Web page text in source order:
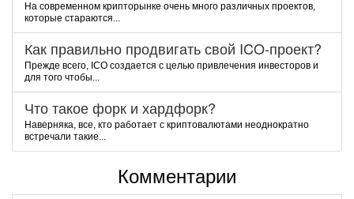
На современном крипторынке очень много различных проектов,
которые стараются...
Как правильно продвигать свой ICO-проект?
Прежде всего, ICO создается с целью привлечения инвесторов и
для того чтобы...
Что такое форк и хардфорк?
Наверняка, все, кто работает с криптовалютами неоднократно
встречали такие...
Комментарии